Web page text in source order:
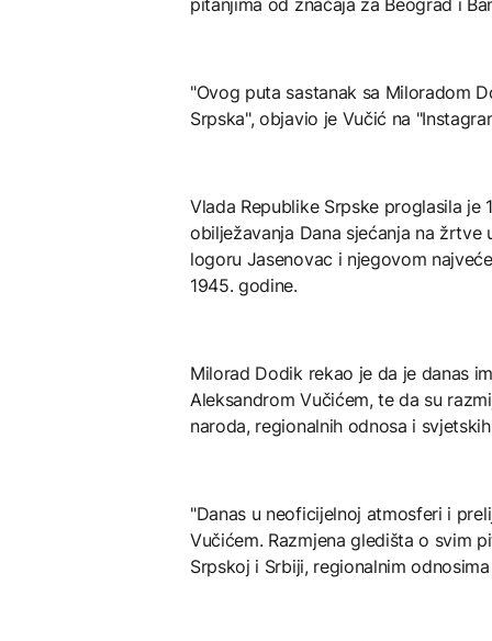
"Ovog puta sastanak sa Miloradom
Srpska", objavio je Vučić na
Vlada Republike Srpske proglasila
obilježavanja Dana sjećanja na
logoru Jasenovac i njegovom
1945. godine.
Milorad Dodik rekao je da je danas
Aleksandrom Vučićem, te da su
naroda, regionalnih odnosa i
"Danas u neoficijelnoj atmosferi i
Vučićem. Razmjena gledišta o svim
Srpskoj i Srbiji, regionalnim